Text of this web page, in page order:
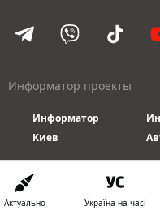
Информатор проекты
Информатор
Киев
© 2016-2026 Informator
Актуально Україна на часі